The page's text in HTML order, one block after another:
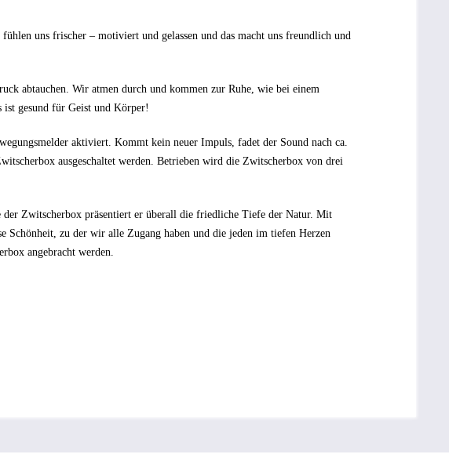
uns frischer – motiviert und gelassen und das macht uns freundlich und
abtauchen. Wir atmen durch und kommen zur Ruhe, wie bei einem
ist gesund für Geist und Körper!
aktiviert. Kommt kein neuer Impuls, fadet der Sound nach ca.
ausgeschaltet werden. Betrieben wird die Zwitscherbox von drei
Zwitscherbox präsentiert er überall die friedliche Tiefe der Natur. Mit
Schönheit, zu der wir alle Zugang haben und die jeden im tiefen Herzen
angebracht werden.